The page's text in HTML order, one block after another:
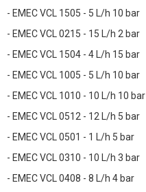
- EMEC VCL 1505 - 5 L/h 10 bar
- EMEC VCL 0215 - 15 L/h 2 bar
- EMEC VCL 1504 - 4 L/h 15 bar
- EMEC VCL 1005 - 5 L/h 10 bar
- EMEC VCL 1010 - 10 L/h 10 bar
- EMEC VCL 0512 - 12 L/h 5 bar
- EMEC VCL 0501 - 1 L/h 5 bar
- EMEC VCL 0310 - 10 L/h 3 bar
- EMEC VCL 0408 - 8 L/h 4 bar